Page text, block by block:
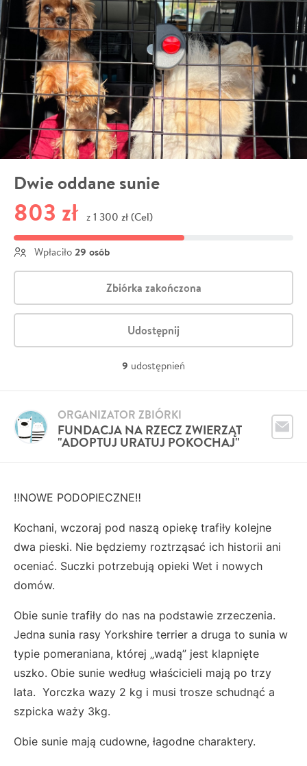
Dwie oddane sunie
803 zł z 1 300 zł (Cel)
Wpłaciło 29 osób
Zbiórka zakończona
Udostępnij
9 udostępnień
FUNDACJA NA RZECZ ZWIERZĄT
"ADOPTUJ URATUJ POKOCHAJ"
ORGANIZATOR ZBIÓRKI
‼️NOWE PODOPIECZNE‼️
Kochani, wczoraj pod naszą opiekę trafiły kolejne
dwa pieski. Nie będziemy roztrząsać ich historii ani
oceniać. Suczki potrzebują opieki Wet i nowych
domów.
Obie sunie trafiły do nas na podstawie zrzeczenia.
Jedna sunia rasy Yorkshire terrier a druga to sunia w
typie pomeraniana, której „wadą” jest klapnięte
uszko. Obie sunie według właścicieli mają po trzy
lata. Yorczka wazy 2 kg i musi trosze schudnąć a
szpicka waży 3kg.
Obie sunie mają cudowne, łagodne charaktery.